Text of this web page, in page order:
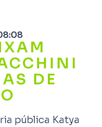
DE
pública Katya